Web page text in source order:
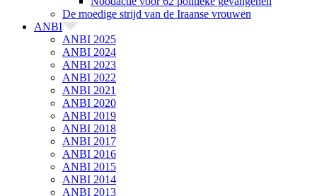
De moedige strijd van de Iraanse vrouwen
ANBI
ANBI 2025
ANBI 2024
ANBI 2023
ANBI 2022
ANBI 2021
ANBI 2020
ANBI 2019
ANBI 2018
ANBI 2017
ANBI 2016
ANBI 2015
ANBI 2014
ANBI 2013